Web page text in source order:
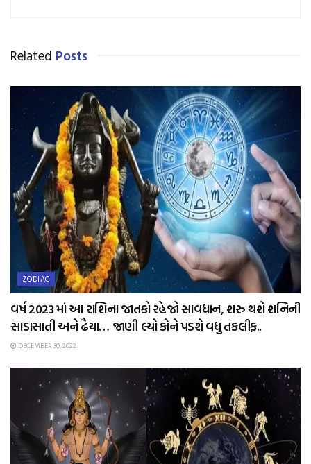
Related Posts
ZODIAC
વર્ષ 2023 માં આ રાશિના જાતકો રહેજો સાવધાન, શરુ થશે શનિની
સાડાસાતી અને ઢૈયા… જાણી લ્યો કોને પડશે વધુ તકલીફ..
DECEMBER 30, 2022